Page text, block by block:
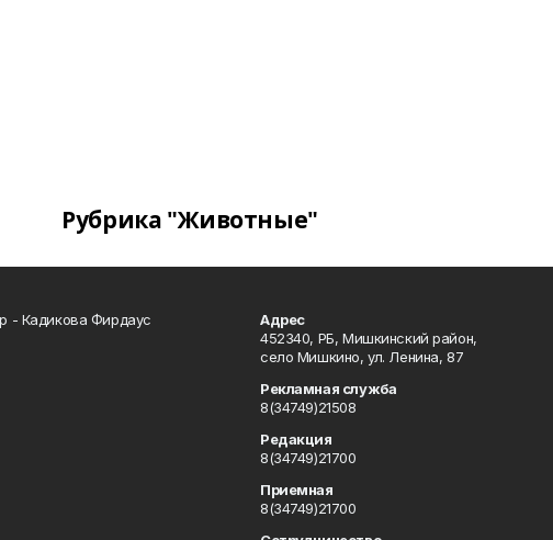
Рубрика "Животные"
- Кадикова Фирдаус
Адрес
452340, РБ, Мишкинский район,
село Мишкино, ул. Ленина, 87
Рекламная служба
8(34749)21508
Редакция
8(34749)21700
Приемная
8(34749)21700